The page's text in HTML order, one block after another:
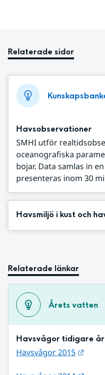
Relaterade sidor
Havsobservationer
SMHI utför
oceanografiska
bojar. Data samlas in
presenteras inom 30
Havsmiljö i kust och
Relaterade länkar
Årets vatten
Havsvågor tidigare år
Havsvågor 2015